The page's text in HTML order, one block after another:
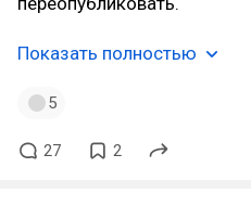
Показать полностью
5
27 2